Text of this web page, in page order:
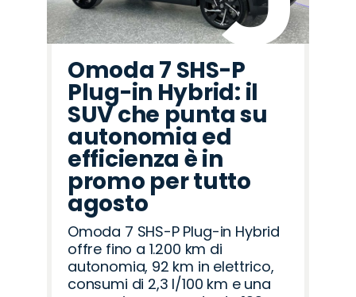
Omoda 7 SHS-P
Plug-in Hybrid: il
SUV che punta su
autonomia ed
efficienza è in
promo per tutto
agosto
Omoda 7 SHS-P Plug-in Hybrid
offre fino a 1.200 km di
autonomia, 92 km in elettrico,
consumi di 2,3 l/100 km e una